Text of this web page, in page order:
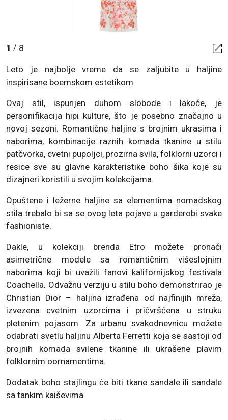
1 / 8
Leto je najbolje vreme da se zaljubite u haljine
inspirisane boemskom estetikom.
Ovaj stil, ispunjen duhom slobode i lakoće, je
personifikacija hipi kulture, što je posebno značajno u
novoj sezoni. Romantične haljine s brojnim ukrasima i
naborima, kombinacije raznih komada tkanine u stilu
patčvorka, cvetni pupoljci, prozirna svila, folklorni uzorci i
resice sve su glavne karakteristike boho šika koje su
dizajneri koristili u svojim kolekcijama.
Opuštene i ležerne haljine sa elementima nomadskog
stila trebalo bi sa se ovog leta pojave u garderobi svake
fashioniste.
Dakle, u kolekciji brenda Etro možete pronaći
asimetrične modele sa romantičnim višeslojnim
naborima koji bi uvažili fanovi kalifornijskog festivala
Coachella. Odvažnu verziju u stilu boho demonstrirao je
Christian Dior – haljina izrađena od najfinijih mreža,
izvezena cvetnim uzorcima i pričvršćena u struku
pletenim pojasom. Za urbanu svakodnevnicu možete
odabrati svetlu haljinu Alberta Ferretti koja se sastoji od
brojnih komada svilene tkanine ili ukrašene plavim
folklornim oornamentima.
Dodatak boho stajlingu će biti tkane sandale ili sandale
sa tankim kaiševima.